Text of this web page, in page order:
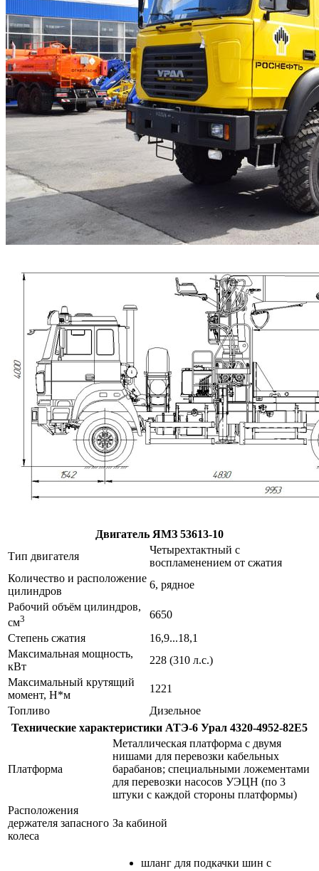
Двигатель ЯМЗ 53613-10
Тип двигателя
Четырехтактный с
воспламенением от сжатия
Количество и расположение
цилиндров
6, рядное
Рабочий объём цилиндров,
см3
6650
Степень сжатия
16,9...18,1
Максимальная мощность,
кВт
228 (310 л.с.)
Максимальный крутящий
момент, Н*м
1221
Топливо
Дизельное
Технические характеристики АТЭ-6 Урал 4320-4952-82Е5
Платформа
Металлическая платформа с двумя
нишами для перевозки кабельных
барабанов; специальными ложементами
для перевозки насосов УЭЦН (по 3
штуки с каждой стороны платформы)
Расположения
держателя запасного
колеса
За кабиной
шланг для подкачки шин с